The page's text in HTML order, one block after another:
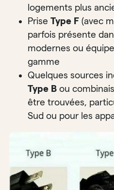
logements plus
PriseType F (avec
parfois présente
modernes ou
gamme
Quelques sources
Type B ou
être trouvées,
Sud ou pour les